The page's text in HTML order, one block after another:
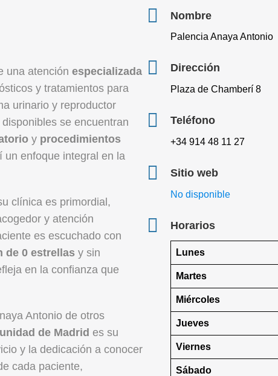
una atención especializada
y tratamientos para
urinario y reproductor
se encuentran
y procedimientos
un enfoque integral en la
clínica es primordial,
y atención
es escuchado con
de 0 estrellas y sin
en la confianza que
Antonio de otros
de Madrid es su
y la dedicación a conocer
cada paciente,
Nombre
Palencia Anaya Antonio
Dirección
Plaza de Chamberí 8
Teléfono
+34 914 48 11 27
Sitio web
No disponible
Horarios
Lunes
Martes
Miércoles
Jueves
Viernes
Sábado